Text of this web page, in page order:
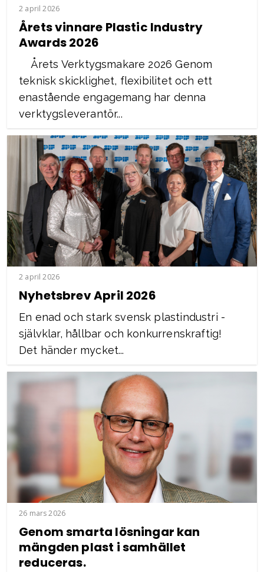
2 april 2026
Årets vinnare Plastic Industry
Awards 2026
Årets Verktygsmakare 2026 Genom
teknisk skicklighet, flexibilitet och ett
enastående engagemang har denna
verktygsleverantör...
2 april 2026
Nyhetsbrev April 2026
En enad och stark svensk plastindustri -
självklar, hållbar och konkurrenskraftig!
Det händer mycket...
26 mars 2026
Genom smarta lösningar kan
mängden plast i samhället
reduceras.